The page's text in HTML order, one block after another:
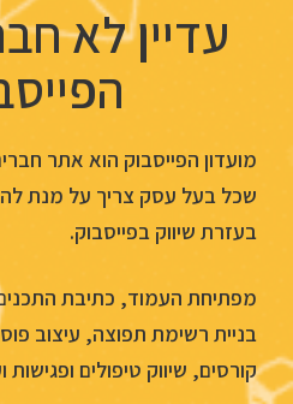
עדיין לא
מועדון הפייסבוק הוא אתר
שכל בעל עסק צריך על מנת
בעזרת שיווק בפייסבוק.
מפתיחת העמוד, כתיבת התכנים,
בניית רשימת תפוצה, עיצוב
קורסים, שיווק טיפולים ופגישות